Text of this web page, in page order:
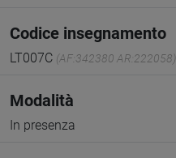
Codice insegnamento
LT007C (AF:342380 AR:222058)
Modalità
In presenza